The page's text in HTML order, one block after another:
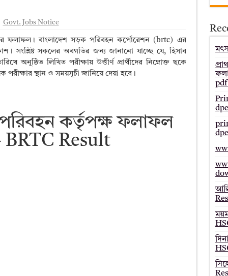
২০২৫ – HSC Result 2025 Dinajpur Board
– HSC Result 2025 Sylhet Board
Govt. Jobs Notice
ফলাফল। বাংলাদেশ সড়ক পরিবহন কর্পোরেশন (brtc) এর
সংশ্লিষ্ট সকলের অবগতির জন্য জানানো যাচ্ছে যে, হিসাব
অনুষ্ঠিত লিখিত পরীক্ষায় উত্তীর্ণ প্রার্থীদের নিম্নোক্ত ছকে
স্থান ও সময়সূচী জানিয়ে দেয়া হবে।
কর্তৃপক্ষ ফলাফল
BRTC Result